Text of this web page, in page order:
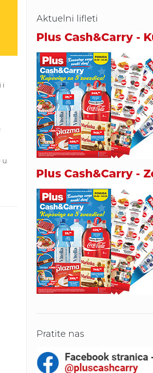
i
u
Aktuelni lifleti
Pratite nas